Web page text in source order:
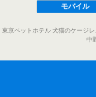
モバイル
東京ペットホテル 犬猫のケージ
中